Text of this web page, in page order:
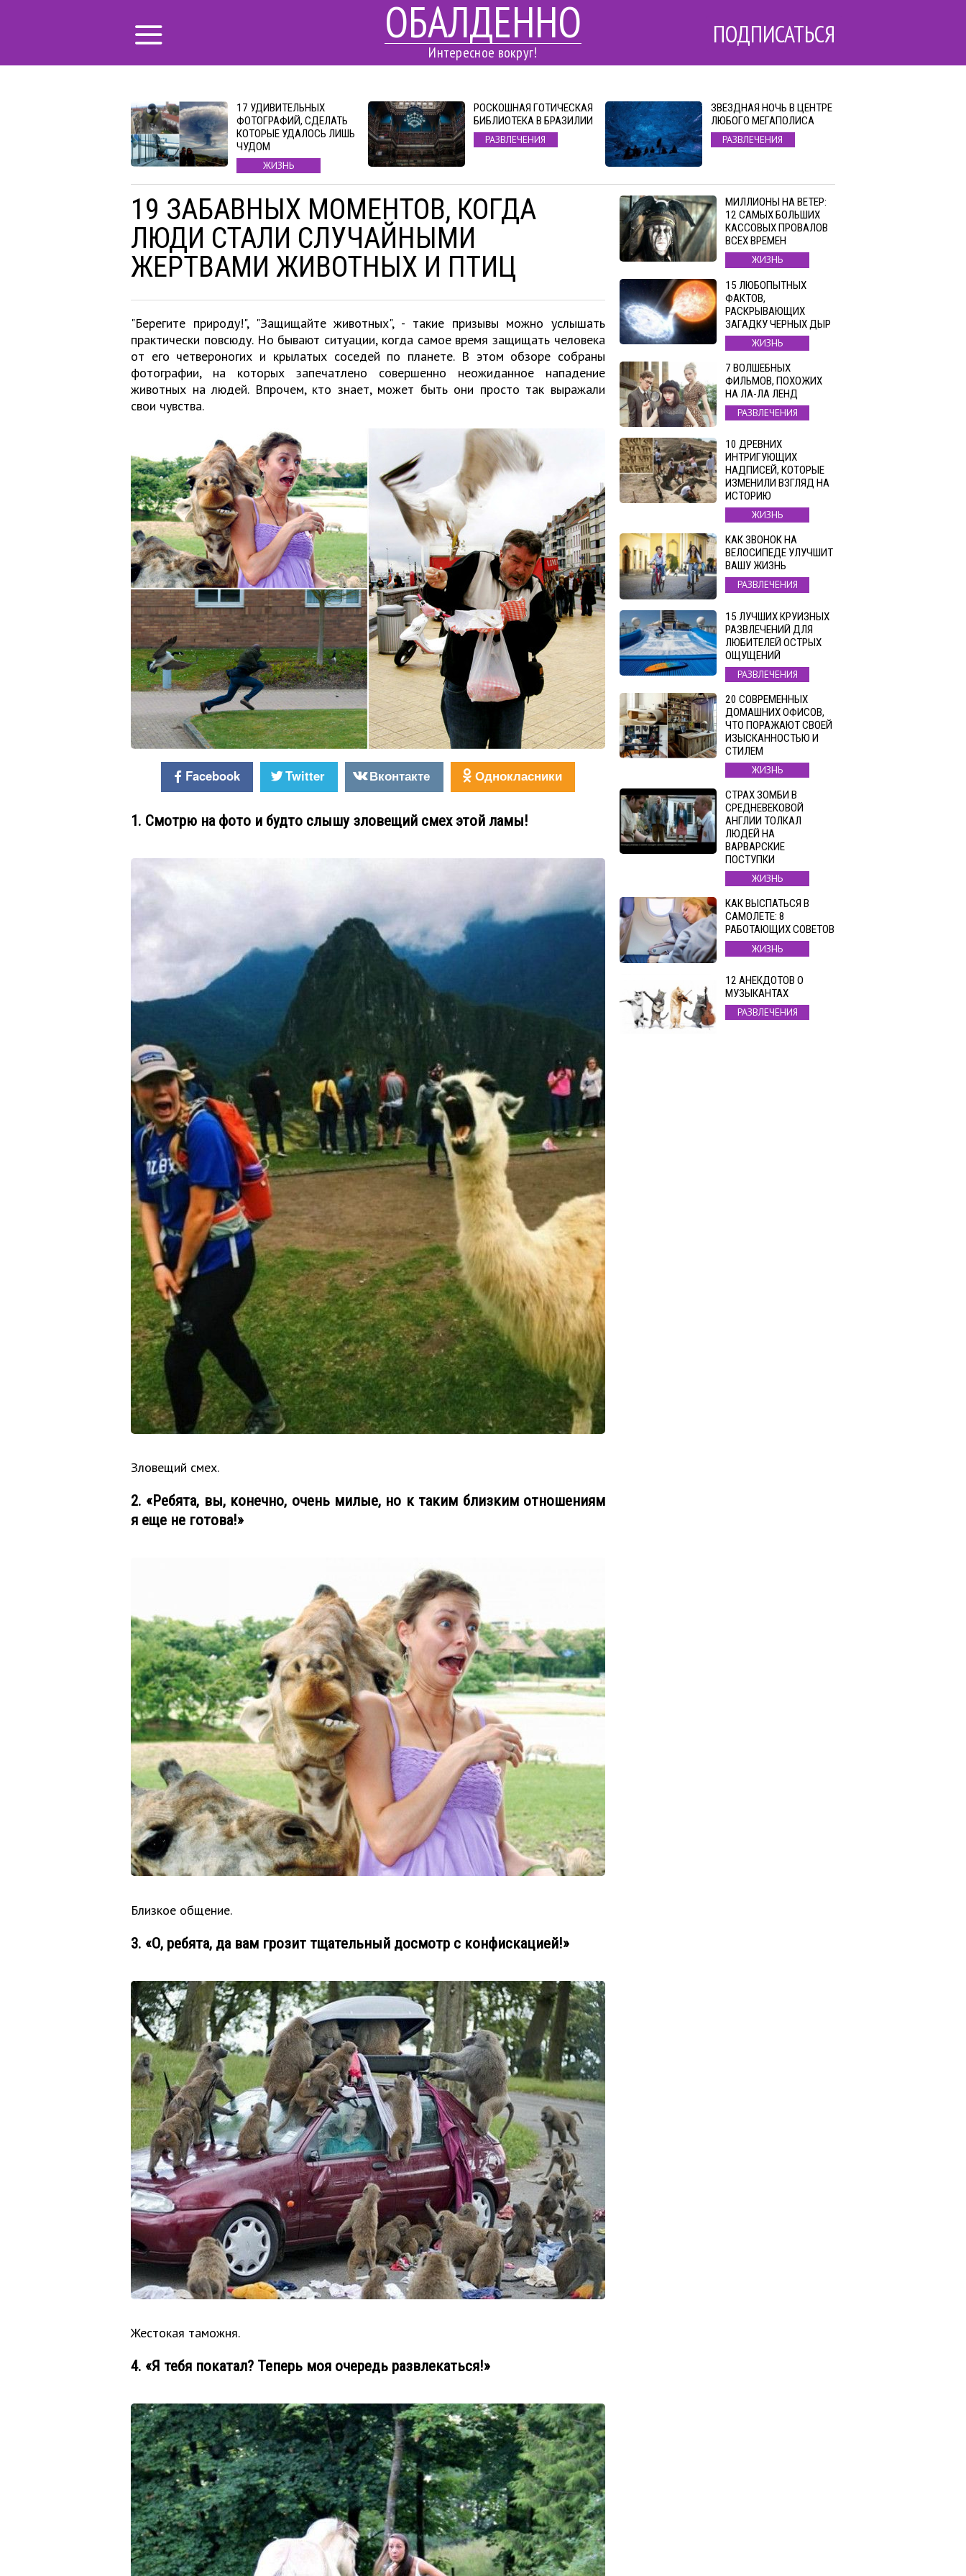
ОБАЛДЕННО
Интересное вокруг!
ПОДПИСАТЬСЯ
17 УДИВИТЕЛЬНЫХ
ФОТОГРАФИЙ, СДЕЛАТЬ
КОТОРЫЕ УДАЛОСЬ ЛИШЬ
ЧУДОМ
ЖИЗНЬ
РОСКОШНАЯ ГОТИЧЕСКАЯ
БИБЛИОТЕКА В БРАЗИЛИИ
РАЗВЛЕЧЕНИЯ
ЗВЕЗДНАЯ НОЧЬ В ЦЕНТРЕ
ЛЮБОГО МЕГАПОЛИСА
РАЗВЛЕЧЕНИЯ
19 ЗАБАВНЫХ МОМЕНТОВ, КОГДА
ЛЮДИ СТАЛИ СЛУЧАЙНЫМИ
ЖЕРТВАМИ ЖИВОТНЫХ И ПТИЦ
"Берегите природу!", "Защищайте животных", - такие призывы можно услышать
практически повсюду. Но бывают ситуации, когда самое время защищать человека
от его четвероногих и крылатых соседей по планете. В этом обзоре собраны
фотографии, на которых запечатлено совершенно неожиданное нападение
животных на людей. Впрочем, кто знает, может быть они просто так выражали
свои чувства.
Facebook Twitter Вконтакте Однокласники
1. Смотрю на фото и будто слышу зловещий смех этой ламы!
Зловещий смех.
2. «Ребята, вы, конечно, очень милые, но к таким близким отношениям
я еще не готова!»
Близкое общение.
3. «О, ребята, да вам грозит тщательный досмотр с конфискацией!»
Жестокая таможня.
4. «Я тебя покатал? Теперь моя очередь развлекаться!»
МИЛЛИОНЫ НА ВЕТЕР:
12 САМЫХ БОЛЬШИХ
КАССОВЫХ ПРОВАЛОВ
ВСЕХ ВРЕМЕН
ЖИЗНЬ
15 ЛЮБОПЫТНЫХ
ФАКТОВ,
РАСКРЫВАЮЩИХ
ЗАГАДКУ ЧЕРНЫХ ДЫР
ЖИЗНЬ
7 ВОЛШЕБНЫХ
ФИЛЬМОВ, ПОХОЖИХ
НА ЛА-ЛА ЛЕНД
РАЗВЛЕЧЕНИЯ
10 ДРЕВНИХ
ИНТРИГУЮЩИХ
НАДПИСЕЙ, КОТОРЫЕ
ИЗМЕНИЛИ ВЗГЛЯД НА
ИСТОРИЮ
ЖИЗНЬ
КАК ЗВОНОК НА
ВЕЛОСИПЕДЕ УЛУЧШИТ
ВАШУ ЖИЗНЬ
РАЗВЛЕЧЕНИЯ
15 ЛУЧШИХ КРУИЗНЫХ
РАЗВЛЕЧЕНИЙ ДЛЯ
ЛЮБИТЕЛЕЙ ОСТРЫХ
ОЩУЩЕНИЙ
РАЗВЛЕЧЕНИЯ
20 СОВРЕМЕННЫХ
ДОМАШНИХ ОФИСОВ,
ЧТО ПОРАЖАЮТ СВОЕЙ
ИЗЫСКАННОСТЬЮ И
СТИЛЕМ
ЖИЗНЬ
СТРАХ ЗОМБИ В
СРЕДНЕВЕКОВОЙ
АНГЛИИ ТОЛКАЛ
ЛЮДЕЙ НА
ВАРВАРСКИЕ
ПОСТУПКИ
ЖИЗНЬ
КАК ВЫСПАТЬСЯ В
САМОЛЕТЕ: 8
РАБОТАЮЩИХ СОВЕТОВ
ЖИЗНЬ
12 АНЕКДОТОВ О
МУЗЫКАНТАХ
РАЗВЛЕЧЕНИЯ